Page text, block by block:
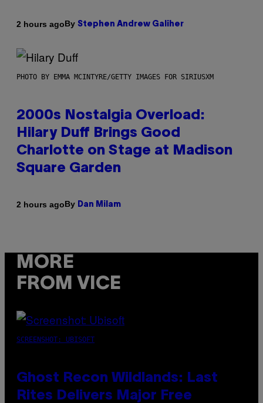
2 hours agoBy Stephen Andrew Galiher
PHOTO BY EMMA MCINTYRE/GETTY IMAGES FOR SIRIUSXM
2000s Nostalgia Overload:
Hilary Duff Brings Good
Charlotte on Stage at Madison
Square Garden
2 hours agoBy Dan Milam
MORE
FROM VICE
SCREENSHOT: UBISOFT
Ghost Recon Wildlands: Last
Rites Delivers Major Free